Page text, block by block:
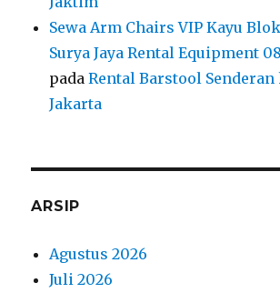
Sewa Arm Chairs VIP Kayu
Surya Jaya Rental Equipment
padaRental Barstool
Jakarta
ARSIP
Agustus 2026
Juli 2026